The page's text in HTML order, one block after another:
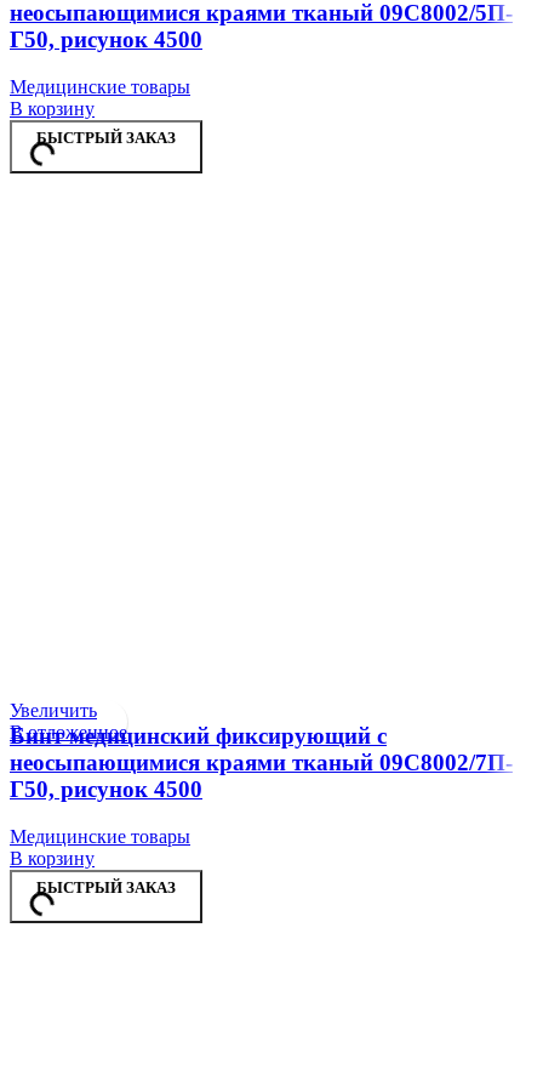
неосыпающимися краями тканый 09С8002/5П-
Г50, рисунок 4500
Медицинские товары
В корзину
БЫСТРЫЙ ЗАКАЗ
Увеличить
В отложенное
Бинт медицинский фиксирующий с
неосыпающимися краями тканый 09С8002/7П-
Г50, рисунок 4500
Медицинские товары
В корзину
БЫСТРЫЙ ЗАКАЗ